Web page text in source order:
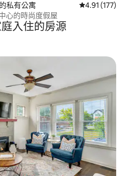
私有公寓 從 177 則評價
4.91 (177)
心的時尚度假屋
入住的房源